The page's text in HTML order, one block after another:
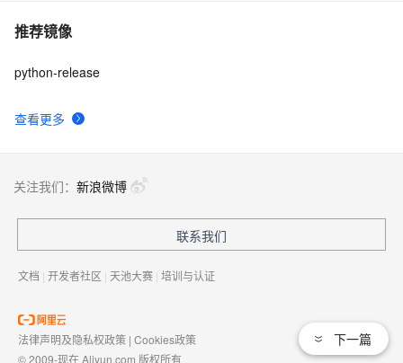
推荐镜像
查看更多
python-release
下一篇
关注我们： 新浪微博
联系我们
文档 | 开发者社区 | 天池大赛 | 培训与认证
法律声明及隐私权政策 | Cookies政策
© 2009-现在 Aliyun.com 版权所有